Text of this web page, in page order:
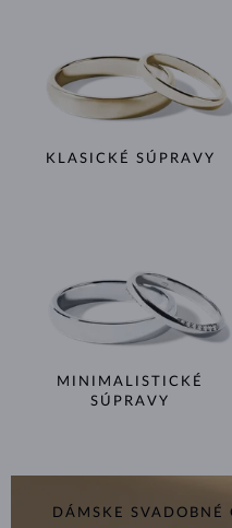
KLASICKÉ SÚPRAVY
MINIMALISTICKÉ
SÚPRAVY
DÁMSKE SVADOBNÉ